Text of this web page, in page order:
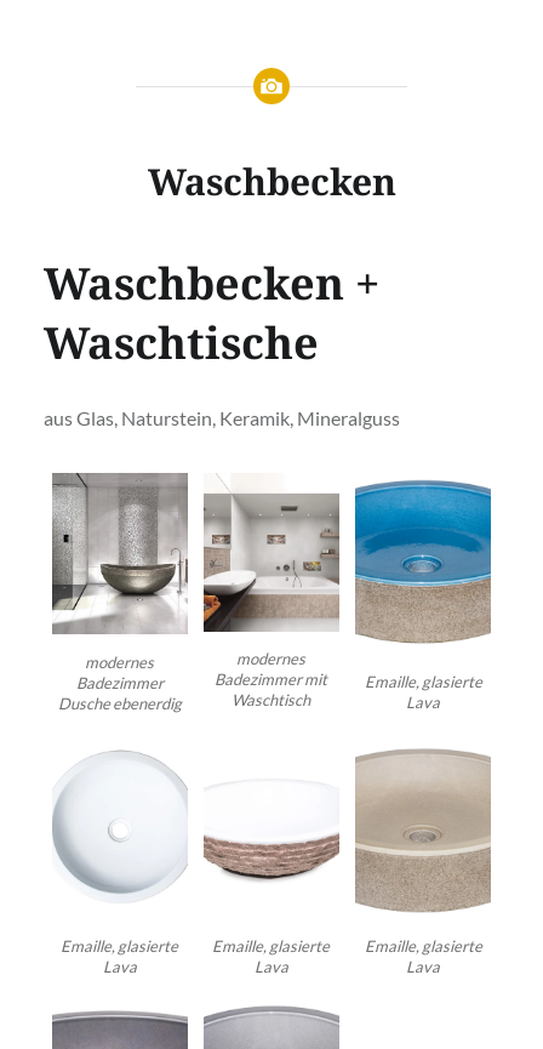
Waschbecken
Waschbecken +
Waschtische
aus Glas, Naturstein, Keramik, Mineralguss
modernes
Badezimmer
Dusche ebenerdig
modernes
Badezimmer mit
Waschtisch
Emaille, glasierte
Lava
Emaille, glasierte
Lava
Emaille, glasierte
Lava
Emaille, glasierte
Lava